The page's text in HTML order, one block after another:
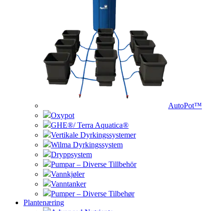
AutoPot™
Oxypot
GHE®/ Terra Aquatica®
Vertikale Dyrkingssystemer
Wilma Dyrkingssystem
Dryppsystem
Pumpar – Diverse Tillbehör
Vannkjøler
Vanntanker
Pumper – Diverse Tilbehør
Plantenæring